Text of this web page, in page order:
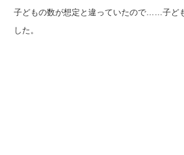
子どもの数が想定と違っていたので……子ど
した。